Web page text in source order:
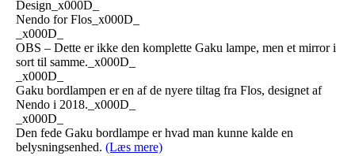
Design_x000D_
Nendo for Flos_x000D_
_x000D_
OBS – Dette er ikke den komplette Gaku lampe, men et mirror i
sort til samme._x000D_
_x000D_
Gaku bordlampen er en af de nyere tiltag fra Flos, designet af
Nendo i 2018._x000D_
_x000D_
Den fede Gaku bordlampe er hvad man kunne kalde en
belysningsenhed. (Læs mere)